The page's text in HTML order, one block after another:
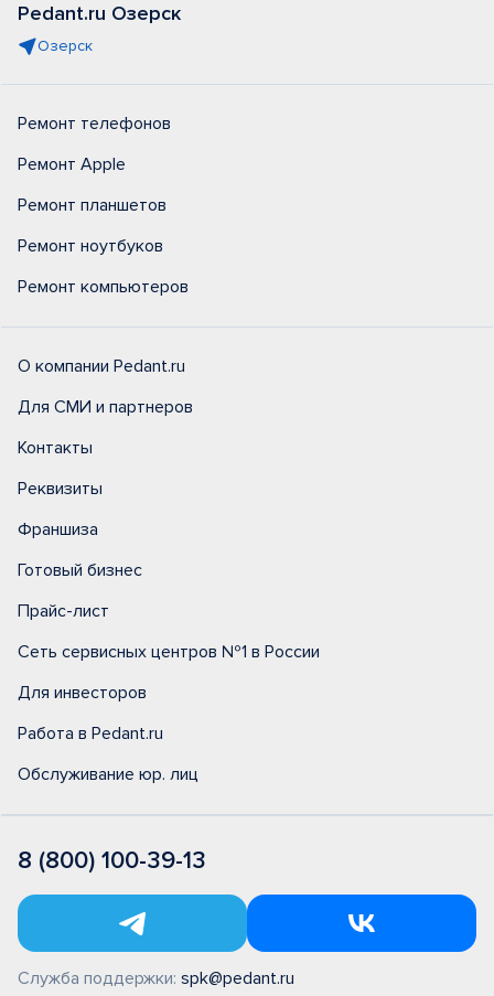
Pedant.ru Озерск
Озерск
Ремонт телефонов
Ремонт Apple
Ремонт планшетов
Ремонт ноутбуков
Ремонт компьютеров
О компании Pedant.ru
Для СМИ и партнеров
Контакты
Реквизиты
Франшиза
Готовый бизнес
Прайс-лист
Сеть сервисных центров №1 в России
Для инвесторов
Работа в Pedant.ru
Обслуживание юр. лиц
8 (800) 100-39-13
Служба поддержки: spk@pedant.ru